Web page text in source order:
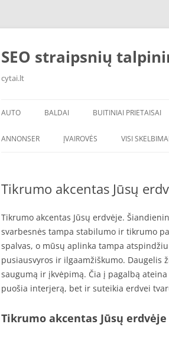
Skip
SEO straipsnių
cytai.lt
AUTO
PADANGOS
BALDAI BUITINIAI PRIETAISAI
ANNONSER ĮVAIROVĖS VISI
Tikrumo akcentas Jūsų
Tikrumo akcentas Jūsų erdvėje.
svarbesnės tampa stabilumo ir tikrumo
spalvas, o mūsų aplinka tampa
pusiausvyros ir ilgaamžiškumo.
saugumą ir įkvėpimą. Čia į pagalbą
puošia interjerą, bet ir suteikia erdvei
Tikrumo akcentas Jūsų erdvėje